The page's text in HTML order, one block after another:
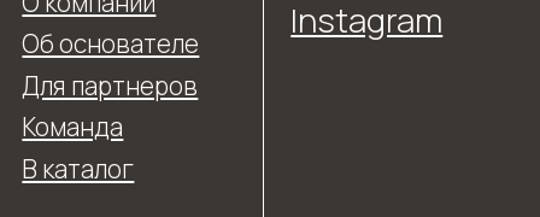
Разработка сайта
ТОО «Living atmosphere»
БИН 190440032584
living.atmosphere.nur@gmail.com